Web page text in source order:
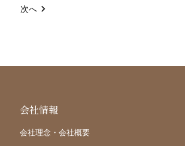
次へ
会社情報
会社理念・会社概要